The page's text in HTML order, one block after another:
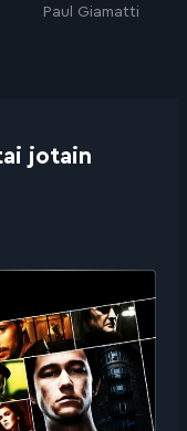
Paul Giamatti
jotain